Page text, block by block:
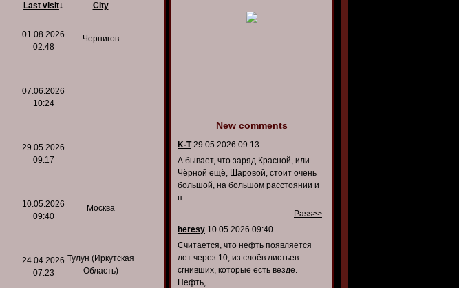
Last visit↓ City
01.08.2026
02:48
Чернигов
07.06.2026
10:24
29.05.2026
09:17
10.05.2026
09:40
Москва
24.04.2026
07:23
Тулун (Иркутская
Область)
New comments
K-T29.05.2026 09:13
А бывает, что заряд Красной, или
Чёрной ещё, Шаровой, стоит очень
большой, на большом расстоянии и
п...
Pass>>
heresy 10.05.2026 09:40
Считается, что нефть появляется
лет через 10, из слоёв листьев
сгнивших, которые есть везде.
Нефть, ...